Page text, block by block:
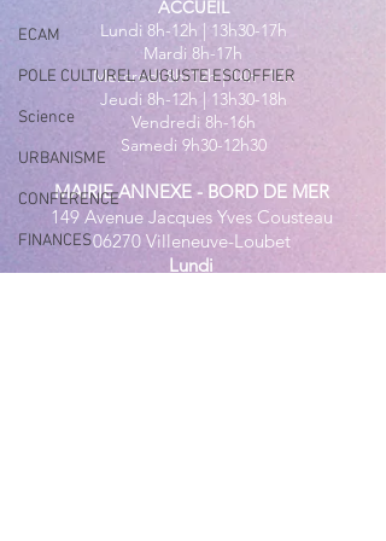
ECAM
POLE CULTUREL AUGUSTE ESCOFFIER
Science
URBANISME
CONFERENCE
FINANCES
ACCUEIL
Lundi 8h-12h | 13h30-17h
Mardi 8h-17h
Mercredi 8h-12h | 14h -17h
Jeudi 8h-12h | 13h30-18h
Vendredi 8h-16h
Samedi 9h30-12h30
MAIRIE ANNEXE - BORD DE MER
149 Avenue Jacques Yves Cousteau
06270 Villeneuve-Loubet
Lundi